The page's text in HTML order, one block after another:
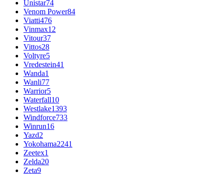
Unistar74
Venom Power84
Viatti476
Vinmax12
Vitour37
Vittos28
Voltyre5
Vredestein41
Wanda1
Wanli77
Warrior5
Waterfall10
Westlake1393
Windforce733
Winrun16
Yazd2
Yokohama2241
Zeetex1
Zelda20
Zeta9